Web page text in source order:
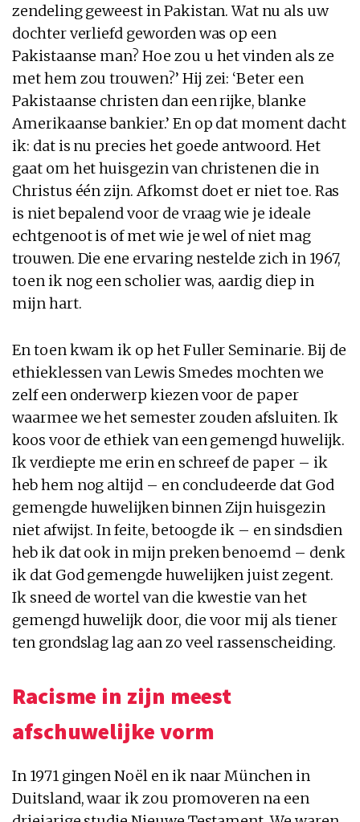
zendeling geweest in Pakistan. Wat nu als uw
dochter verliefd geworden was op een
Pakistaanse man? Hoe zou u het vinden als ze
met hem zou trouwen?’ Hij zei: ‘Beter een
Pakistaanse christen dan een rijke, blanke
Amerikaanse bankier.’ En op dat moment dacht
ik: dat is nu precies het goede antwoord. Het
gaat om het huisgezin van christenen die in
Christus één zijn. Afkomst doet er niet toe. Ras
is niet bepalend voor de vraag wie je ideale
echtgenoot is of met wie je wel of niet mag
trouwen. Die ene ervaring nestelde zich in 1967,
toen ik nog een scholier was, aardig diep in
mijn hart.
En toen kwam ik op het Fuller Seminarie. Bij de
ethieklessen van Lewis Smedes mochten we
zelf een onderwerp kiezen voor de paper
waarmee we het semester zouden afsluiten. Ik
koos voor de ethiek van een gemengd huwelijk.
Ik verdiepte me erin en schreef de paper – ik
heb hem nog altijd – en concludeerde dat God
gemengde huwelijken binnen Zijn huisgezin
niet afwijst. In feite, betoogde ik – en sindsdien
heb ik dat ook in mijn preken benoemd – denk
ik dat God gemengde huwelijken juist zegent.
Ik sneed de wortel van die kwestie van het
gemengd huwelijk door, die voor mij als tiener
ten grondslag lag aan zo veel rassenscheiding.
Racisme in zijn meest
afschuwelijke vorm
In 1971 gingen Noël en ik naar München in
Duitsland, waar ik zou promoveren na een